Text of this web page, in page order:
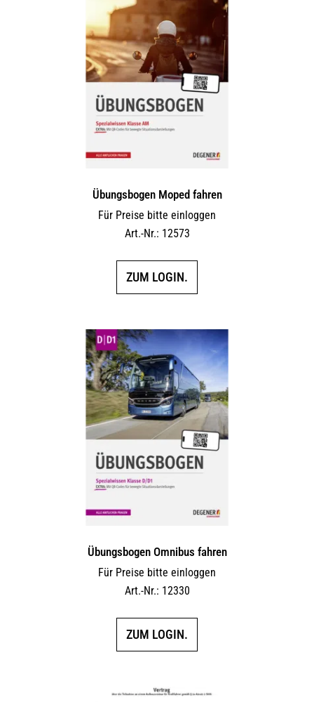
Übungsbogen Moped fahren
Für Preise bitte einloggen
Art.-Nr.: 12573
ZUM LOGIN.
Übungsbogen Omnibus fahren
Für Preise bitte einloggen
Art.-Nr.: 12330
ZUM LOGIN.